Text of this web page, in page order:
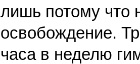
лишь потому что
освобождение.
часа в неделю